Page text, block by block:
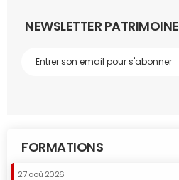
NEWSLETTER PATRIMOINE
FORMATIONS
27 aoû 2026